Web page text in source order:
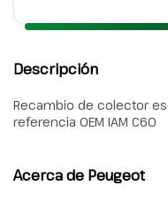
Descripción
Recambio de colector
referencia OEM IAM C60
Acerca de Peugeot